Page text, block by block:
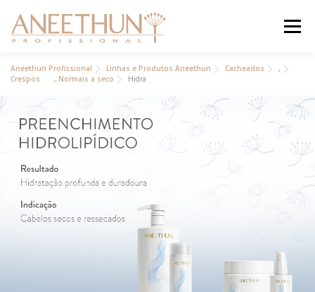
para
Menu
INSTITUCIONAL
ACADEMIA ON
BLOG
CONTATO
ANEETHUN PRO
Aneethun Profissional Linhas e Produtos Aneethun Cacheados
,
Crespos
, Normais a seco Hidra